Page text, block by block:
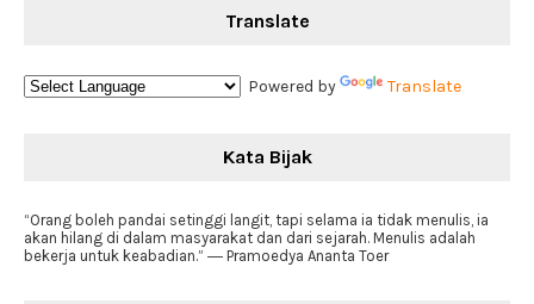
Translate
Powered by Translate
Kata Bijak
“Orang boleh pandai setinggi langit, tapi selama ia tidak menulis, ia
akan hilang di dalam masyarakat dan dari sejarah. Menulis adalah
bekerja untuk keabadian.” ― Pramoedya Ananta Toer